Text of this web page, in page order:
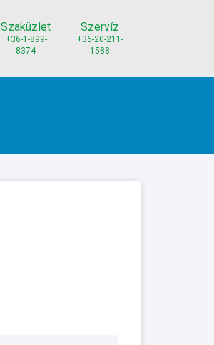
Szaküzlet
+36-1-899-
8374
Szervíz
+36-20-211-
1588